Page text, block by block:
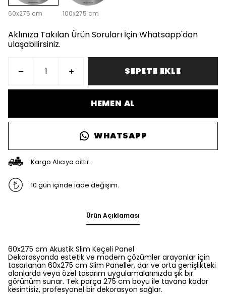
60x275 cm 100x275 cm
Aklınıza Takılan Ürün Soruları İçin Whatsapp'dan
ulaşabilirsiniz.
SEPETE EKLE
HEMEN AL
WHATSAPP
Kargo Alıcıya aittir.
10 gün içinde iade değişim.
Ürün Açıklaması
60x275 cm Akustik Slim Keçeli Panel
Dekorasyonda estetik ve modern çözümler arayanlar için
tasarlanan 60x275 cm Slim Paneller, dar ve orta genişlikteki
alanlarda veya özel tasarım uygulamalarınızda şık bir
görünüm sunar. Tek parça 275 cm boyu ile tavana kadar
kesintisiz, profesyonel bir dekorasyon sağlar.